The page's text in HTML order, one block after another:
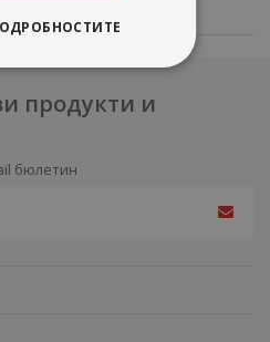
продукти и
бюлетин